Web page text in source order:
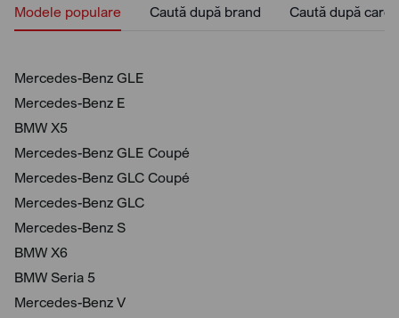
Modele populare Caută după brand Caută după
Mercedes-Benz GLE
Mercedes-Benz E
BMW X5
Mercedes-Benz GLE Coupé
Mercedes-Benz GLC Coupé
Mercedes-Benz GLC
Mercedes-Benz S
BMW X6
BMW Seria 5
Mercedes-Benz V